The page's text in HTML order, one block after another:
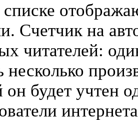
Счетчик на
читателей:
несколько
он будет учтен